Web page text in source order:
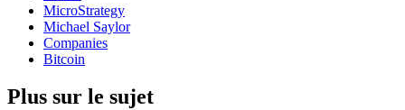
MicroStrategy
Michael Saylor
Companies
Bitcoin
Plus sur le sujet